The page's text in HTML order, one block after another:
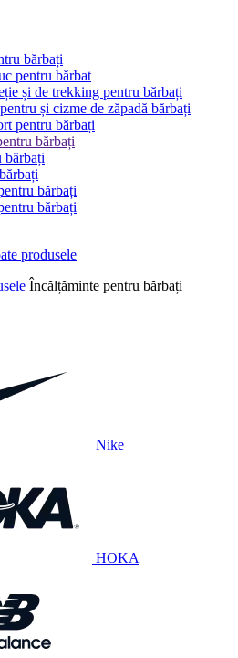
bărbați
pentru bărbat
și de trekking pentru bărbați
și cizme de zăpadă bărbați
pentru bărbați
bărbați
bărbați
bărbați
bărbați
Încălțăminte pentru bărbați
Nike
HOKA